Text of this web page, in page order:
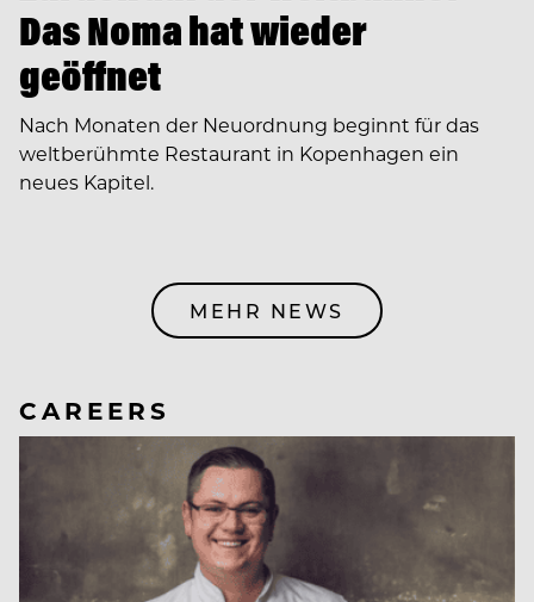
Das Noma hat wieder
geöffnet
Nach Monaten der Neuordnung beginnt für das
weltberühmte Restaurant in Kopenhagen ein
neues Kapitel.
MEHR NEWS
CAREERS